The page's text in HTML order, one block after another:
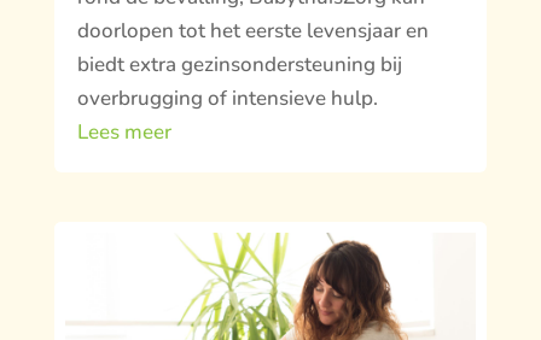
doorlopen tot het eerste levensjaar en
biedt extra gezinsondersteuning bij
overbrugging of intensieve hulp.
Lees meer